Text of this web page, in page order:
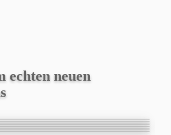
echten neuen